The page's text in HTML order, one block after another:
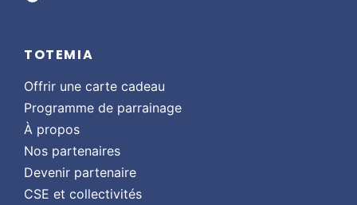
TOTEMIA
Offrir une carte cadeau
Programme de parrainage
À propos
Nos partenaires
Devenir partenaire
CSE et collectivités